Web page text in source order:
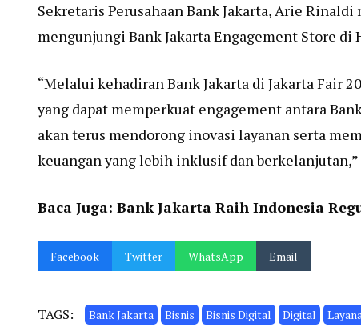
Sekretaris Perusahaan Bank Jakarta, Arie
mengunjungi Bank Jakarta Engagement Store di
“Melalui kehadiran Bank Jakarta di Jakarta Fair
yang dapat memperkuat engagement antara
akan terus mendorong inovasi layanan serta
keuangan yang lebih inklusif dan
Baca Juga: Bank Jakarta Raih Indonesia
Facebook Twitter WhatsApp Email
TAGS: Bank Jakarta Bisnis Bisnis Digital Digital